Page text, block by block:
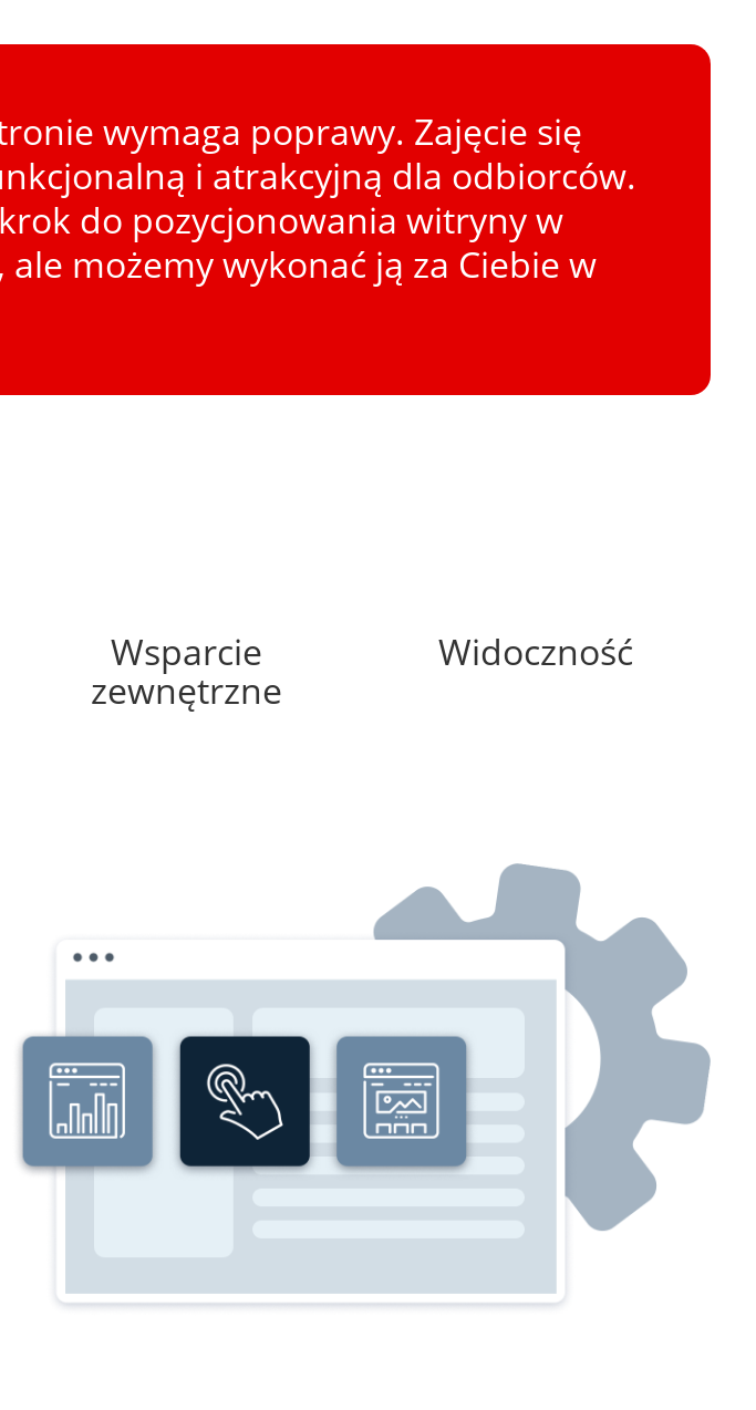
wymaga poprawy. Zajęcie się
i atrakcyjną dla odbiorców.
do pozycjonowania witryny w
możemy wykonać ją za Ciebie w
Wsparcie
zewnętrzne
Widoczność